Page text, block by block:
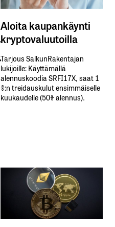
Aloita kaupankäynti
kryptovaluutoilla
Tarjous SalkunRakentajan
lukijoille: Käyttämällä​ ​
alennuskoodia​ ​SRFI17X,​ ​saat​ ​1
%:n treidauskulut​ ​ensimmäiselle​ ​
kuukaudelle​ ​(50%​ ​alennus).